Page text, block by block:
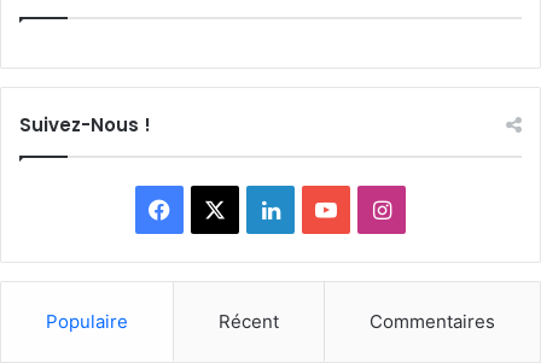
Suivez-Nous !
Facebook LinkedinYouTubeInstagram
Populaire Récent Commentaires